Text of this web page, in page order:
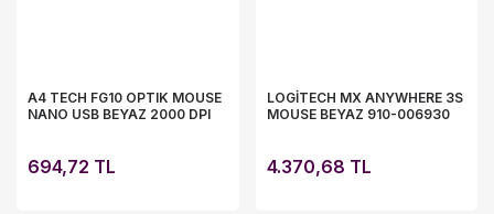
A4 TECH FG10 OPTIK MOUSE
NANO USB BEYAZ 2000 DPI
694,72 TL
LOGİTECH MX ANYWHERE 3S
MOUSE BEYAZ 910-006930
4.370,68 TL